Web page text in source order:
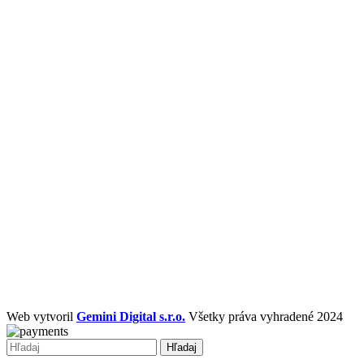
Web vytvoril Gemini Digital s.r.o. Všetky práva vyhradené 2024
Hľadaj